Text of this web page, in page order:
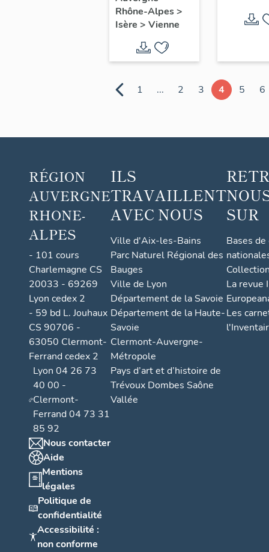
Rhône-Alpes>
Isère > Vienne
1 ... 2 3 4 5 6
RÉGION
AUVERGNE
RHONE-
ALPES
- 101 cours
Charlemagne CS
20033 - 69269
Lyon cedex 2
- 59 bd L. Jouhaux
CS 90706 -
63050 Clermont-
Ferrand cedex 2
Lyon 04 26 73
40 00 -
Clermont-
Ferrand 04 73 31
85 92
Nous contacter
Aide
Mentions
légales
Politique de
confidentialité
Accessibilité :
non conforme
ILS
TRAVAILLENT
AVEC NOUS
Ville d'Aix-les-Bains
Parc Naturel Régional des
Bauges
Ville de Lyon
Département de la Savoie
Département de la Haute-
Savoie
Clermont-Auvergne-
Métropole
Pays d’art et d’histoire de
Trévoux Dombes Saône
Vallée
SUR
Bases
La revue
Les